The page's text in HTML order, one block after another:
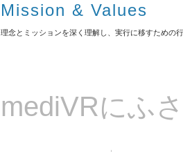
Mission & Values
理念とミッションを深く理解し、実行に移すための
mediVRにふ